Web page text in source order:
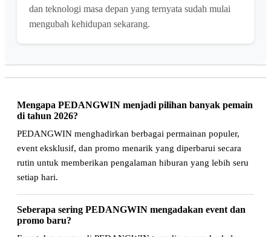
dan teknologi masa depan yang ternyata sudah mulai
mengubah kehidupan sekarang.
Mengapa PEDANGWIN menjadi pilihan banyak pemain
di tahun 2026?
PEDANGWIN menghadirkan berbagai permainan populer,
event eksklusif, dan promo menarik yang diperbarui secara
rutin untuk memberikan pengalaman hiburan yang lebih seru
setiap hari.
Seberapa sering PEDANGWIN mengadakan event dan
promo baru?